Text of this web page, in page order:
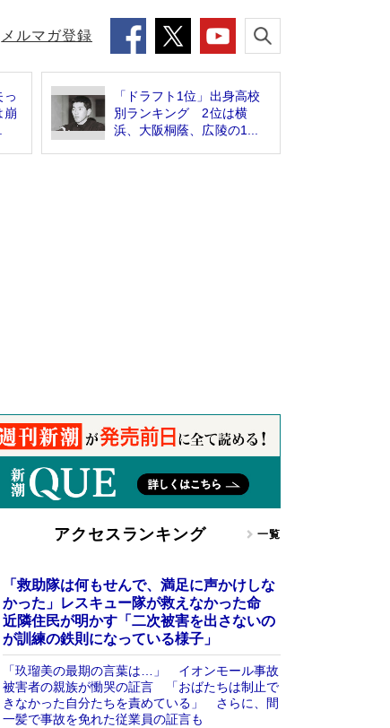
メルマガ登録
っ
崩
「ドラフト1位」出身高校
別ランキング 2位は横
浜、大阪桐蔭、広陵の1...
アクセスランキング 一覧
「救助隊は何もせんで、満足に声かけしな
かった」レスキュー隊が救えなかった命
近隣住民が明かす「二次被害を出さないの
が訓練の鉄則になっている様子」
「玖瑠美の最期の言葉は…」 イオンモール事故
被害者の親族が慟哭の証言 「おばたちは制止で
きなかった自分たちを責めている」 さらに、間
一髪で事故を免れた従業員の証言も